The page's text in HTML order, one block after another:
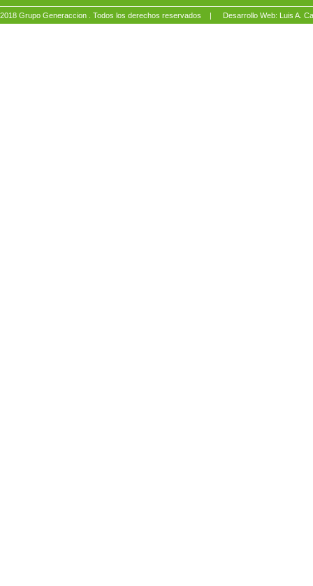
2018 Grupo Generaccion . Todos los derechos reservados | Desarrollo Web: Luis